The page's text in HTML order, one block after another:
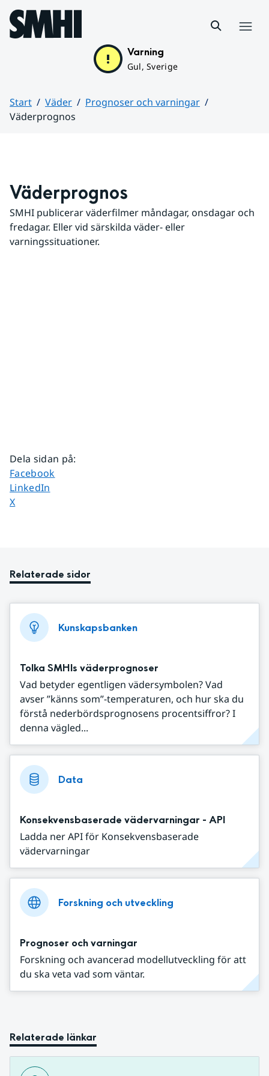
Hoppa till sidans innehåll
Varning
Gul, Sverige
Start Väder
Prognoser och varningar
Väderprognos
Väderprognos
SMHI publicerar väderfilmer måndagar, onsdagar och
fredagar. Eller vid särskilda väder- eller
varningssituationer.
Dela sidan på:
Dela sidan på
Facebook
Dela sidan på
LinkedIn
Dela sidan på
X
Relaterade sidor
Kunskapsbanken
Tolka SMHIs väderprognoser
Vad betyder egentligen vädersymbolen? Vad
avser ”känns som”-temperaturen, och hur ska du
förstå nederbördsprognosens procentsiffror? I
denna vägled...
Data
Konsekvensbaserade vädervarningar - API
Ladda ner API för Konsekvensbaserade
vädervarningar
Forskning och utveckling
Prognoser och varningar
Forskning och avancerad modellutveckling för att
du ska veta vad som väntar.
Relaterade länkar